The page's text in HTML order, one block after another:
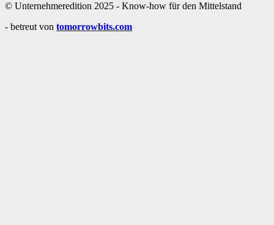
© Unternehmeredition 2025 - Know-how für den Mittelstand
- betreut von tomorrowbits.com